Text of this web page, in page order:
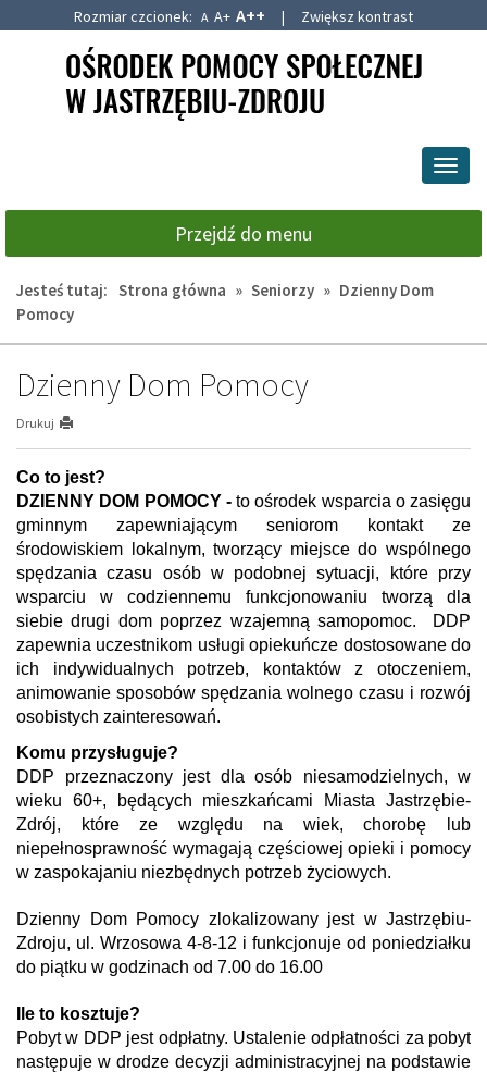
wyszukiwarki
Rozmiar czcionek: A A+ A++ | Zwiększ kontrast
Przejdź do menu
Jesteś tutaj: Strona główna » Seniorzy » Dzienny Dom
Pomocy
Dzienny Dom Pomocy
Drukuj
Co to jest?
DZIENNY DOM POMOCY - to ośrodek wsparcia o zasięgu
gminnym zapewniającym seniorom kontakt ze
środowiskiem lokalnym, tworzący miejsce do wspólnego
spędzania czasu osób w podobnej sytuacji, które przy
wsparciu w codziennemu funkcjonowaniu tworzą dla
siebie drugi dom poprzez wzajemną samopomoc. DDP
zapewnia uczestnikom usługi opiekuńcze dostosowane do
ich indywidualnych potrzeb, kontaktów z otoczeniem,
animowanie sposobów spędzania wolnego czasu i rozwój
osobistych zainteresowań.
Komu przysługuje?
DDP przeznaczony jest dla osób niesamodzielnych, w
wieku 60+, będących mieszkańcami Miasta Jastrzębie-
Zdrój, które ze względu na wiek, chorobę lub
niepełnosprawność wymagają częściowej opieki i pomocy
w zaspokajaniu niezbędnych potrzeb życiowych.
Dzienny Dom Pomocy zlokalizowany jest w Jastrzębiu-
Zdroju, ul. Wrzosowa 4-8-12 i funkcjonuje od poniedziałku
do piątku w godzinach od 7.00 do 16.00
Ile to kosztuje?
Pobyt w DDP jest odpłatny. Ustalenie odpłatności za pobyt
następuje w drodze decyzji administracyjnej na podstawie